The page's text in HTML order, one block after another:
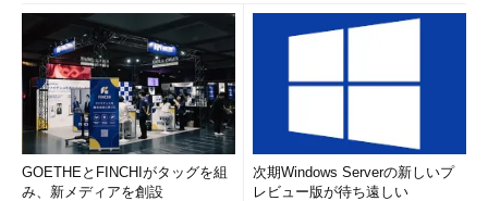
GOETHEとFINCHIがタッグを組
み、新メディアを創設
次期Windows Serverの新しいプ
レビュー版が待ち遠しい